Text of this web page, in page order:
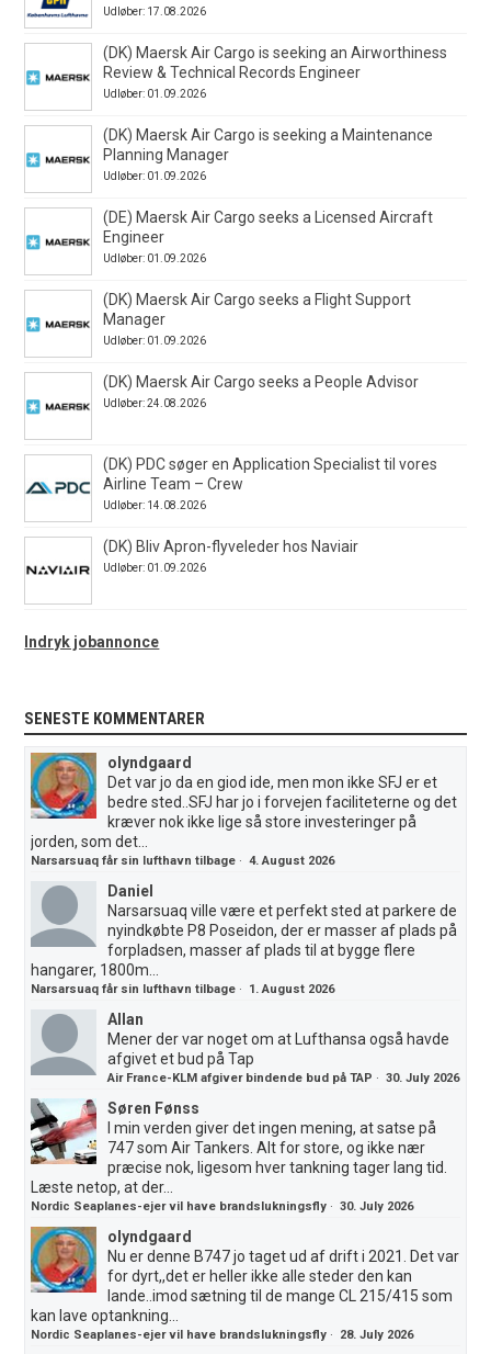
Udløber: 17.08.2026
(DK) Maersk Air Cargo is seeking an Airworthiness
Review & Technical Records Engineer
Udløber: 01.09.2026
(DK) Maersk Air Cargo is seeking a Maintenance
Planning Manager
Udløber: 01.09.2026
(DE) Maersk Air Cargo seeks a Licensed Aircraft
Engineer
Udløber: 01.09.2026
(DK) Maersk Air Cargo seeks a Flight Support
Manager
Udløber: 01.09.2026
(DK) Maersk Air Cargo seeks a People Advisor
Udløber: 24.08.2026
(DK) PDC søger en Application Specialist til vores
Airline Team – Crew
Udløber: 14.08.2026
(DK) Bliv Apron-flyveleder hos Naviair
Udløber: 01.09.2026
Indryk jobannonce
SENESTE KOMMENTARER
olyndgaard
Det var jo da en giod ide, men mon ikke SFJ er et
bedre sted..SFJ har jo i forvejen faciliteterne og det
kræver nok ikke lige så store investeringer på
jorden, som det...
Narsarsuaq får sin lufthavn tilbage ·4. August 2026
Daniel
Narsarsuaq ville være et perfekt sted at parkere de
nyindkøbte P8 Poseidon, der er masser af plads på
forpladsen, masser af plads til at bygge flere
hangarer, 1800m...
Narsarsuaq får sin lufthavn tilbage · 1. August 2026
Allan
Mener der var noget om at Lufthansa også havde
afgivet et bud på Tap
Air France-KLM afgiver bindende bud på TAP ·30. July 2026
Søren Fønss
I min verden giver det ingen mening, at satse på
747 som Air Tankers. Alt for store, og ikke nær
præcise nok, ligesom hver tankning tager lang tid.
Læste netop, at der...
Nordic Seaplanes-ejer vil have brandslukningsfly ·30. July 2026
olyndgaard
Nu er denne B747 jo taget ud af drift i 2021. Det var
for dyrt,,det er heller ikke alle steder den kan
lande..imod sætning til de mange CL 215/415 som
kan lave optankning...
Nordic Seaplanes-ejer vil have brandslukningsfly · 28. July 2026